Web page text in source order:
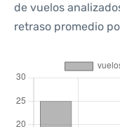
de vuelos
retraso promedio